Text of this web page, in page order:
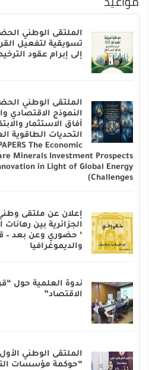
الملتقى الوطني
إلى إبرام عقود
الملتقى الوطني
النموذج الاقتصادي
آفاق الاستثمار
The Economic
Minerals Investment Prospects
in Light of Global Energy
Challenges)
إعلان عن ملتقى
الجزائرية بين
‘ حضوري وعن بعد –
والديموغرافيا
ندوة العلمية حول
الاقتصاد”
الملتقى الوطني
“حوكمة مؤسسات